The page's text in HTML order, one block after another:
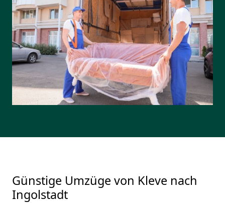
Günstige Umzüge von Kleve nach
Ingolstadt